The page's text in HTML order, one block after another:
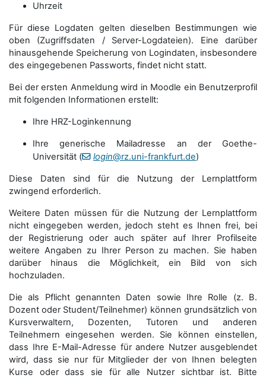
Uhrzeit
Für diese Logdaten gelten dieselben Bestimmungen wie
oben (Zugriffsdaten / Server-Logdateien). Eine darüber
hinausgehende Speicherung von Logindaten, insbesondere
des eingegebenen Passworts, findet nicht statt.
Bei der ersten Anmeldung wird in Moodle ein Benutzerprofil
mit folgenden Informationen erstellt:
Ihre HRZ-Loginkennung
Ihre generische Mailadresse an der Goethe-
Universität (
login@rz.uni-frankfurt.de)
Diese Daten sind für die Nutzung der Lernplattform
zwingend erforderlich.
Weitere Daten müssen für die Nutzung der Lernplattform
nicht eingegeben werden, jedoch steht es Ihnen frei, bei
der Registrierung oder auch später auf Ihrer Profilseite
weitere Angaben zu Ihrer Person zu machen. Sie haben
darüber hinaus die Möglichkeit, ein Bild von sich
hochzuladen.
Die als Pflicht genannten Daten sowie Ihre Rolle (z. B.
Dozent oder Student/Teilnehmer) können grundsätzlich von
Kursverwaltern, Dozenten, Tutoren und anderen
Teilnehmern eingesehen werden. Sie können einstellen,
dass Ihre E-Mail-Adresse für andere Nutzer ausgeblendet
wird, dass sie nur für Mitglieder der von Ihnen belegten
Kurse oder dass sie für alle Nutzer sichtbar ist. Bitte